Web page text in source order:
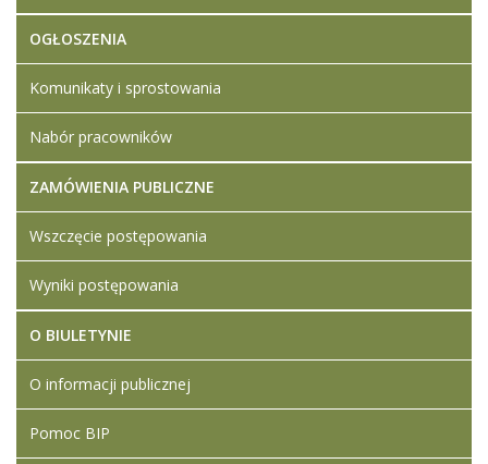
OGŁOSZENIA
Komunikaty i sprostowania
Nabór pracowników
ZAMÓWIENIA PUBLICZNE
Wszczęcie postępowania
Wyniki postępowania
O BIULETYNIE
O informacji publicznej
Pomoc BIP